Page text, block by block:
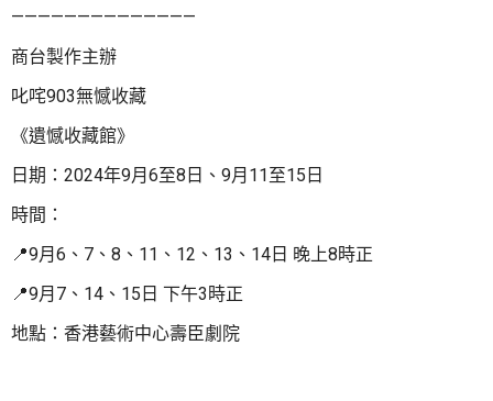
——————————————
商台製作主辦
叱咤903無憾收藏
《遺憾收藏館》
日期：2024年9月6至8日、9月11至15日
時間：
📍9月6、7、8、11、12、13、14日 晚上8時正
📍9月7、14、15日 下午3時正
地點：香港藝術中心壽臣劇院